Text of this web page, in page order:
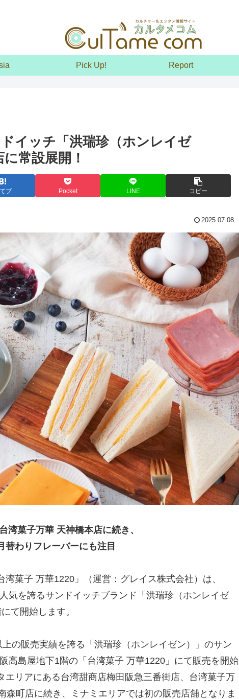
Pick Up! Report
イッチ「洪瑞珍（ホンレイゼ
常設展開！
ブ Pocket LINE コピー
2025.07.08
湾菓子万華 天神橋本店に続き、
替わりフレーバーにも注目
菓子 万華1220」（運営：グレイス株式会社）は、
気を誇るサンドイッチブランド「洪瑞珍（ホンレイゼ
て開始します。
の販売実績を誇る「洪瑞珍（ホンレイゼン）」のサン
高島屋地下1階の「台湾菓子 万華1220」にて販売を開始
エリアにある台湾甜商店梅田阪急三番街店、台湾菓子万
町店に続き、ミナミエリアでは初の販売店舗となりま